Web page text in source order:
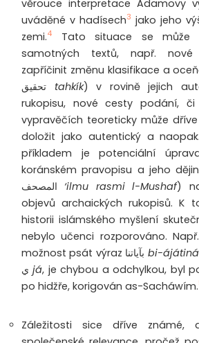
věrouce interpretace Adamovy
uváděné v hadísech3 jako jeho
zemi.4
Tato situace se může
samotných textů, např. nové
zapříčinit změnu klasifikace a
tahkík) v rovině jejich
rukopisu, nové cesty podání,
vypravěčích teoreticky může
doložit jako autentický a
příkladem je potenciální
koránském pravopisu a jeho
‘ilmu rasmi l-Mushaf)
objevů archaických rukopisů. K
historii islámského myšlení
nebylo učenci rozporováno.
možnost psát výraz
bi-ájátiná
يjá, je chybou a odchylkou, byl
po hidžře, korigován as-Sacháwím.
Záležitosti sice dříve známé,